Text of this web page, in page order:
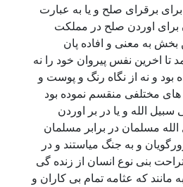
برقرای صلح و یا به عبارت
برای اوردن صلح در مملکت
بخش به معنی و افاده پان
تا اخرین نفس پیروان خود را نه
بود و نه از نگاه رنگ و پوست و
مختلفی منقسم نموده بود
الله و یا در بر اوردن
مسلمان در برابر مسلمان
و به جنگ میاستند و در
بنی نوع انسان از زنده گی
مانند که عثامه تمام بی کاران و